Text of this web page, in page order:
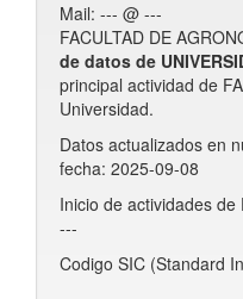
Mail: --- @ ---
FACULTAD DE
de datos de
principal actividad de
Universidad.
Datos actualizados en
fecha: 2025-09-08
Inicio de actividades de
---
Codigo SIC (Standard